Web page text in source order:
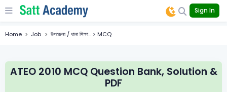
Sign In
Home Job উপজেলা / থানা শিক্ষা... > MCQ
ATEO 2010 MCQ Question Bank, Solution &
PDF